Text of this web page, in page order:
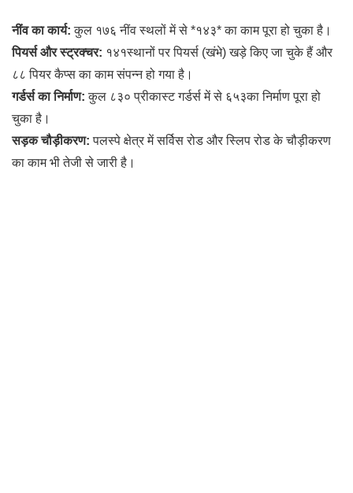
नींव का कार्य: कुल १७६ नींव स्थलों में से *१४३* का काम पूरा हो चुका है।
पियर्स और स्ट्रक्चर: १४१स्थानों पर पियर्स (खंभे) खड़े किए जा चुके हैं और
८८ पियर कैप्स का काम संपन्न हो गया है।
गर्डर्स का निर्माण:कुल ८३० प्रीकास्ट गर्डर्स में से ६५३का निर्माण पूरा हो
चुका है।
सड़क चौड़ीकरण: पलस्पे क्षेत्र में सर्विस रोड और स्लिप रोड के चौड़ीकरण
का काम भी तेजी से जारी है।